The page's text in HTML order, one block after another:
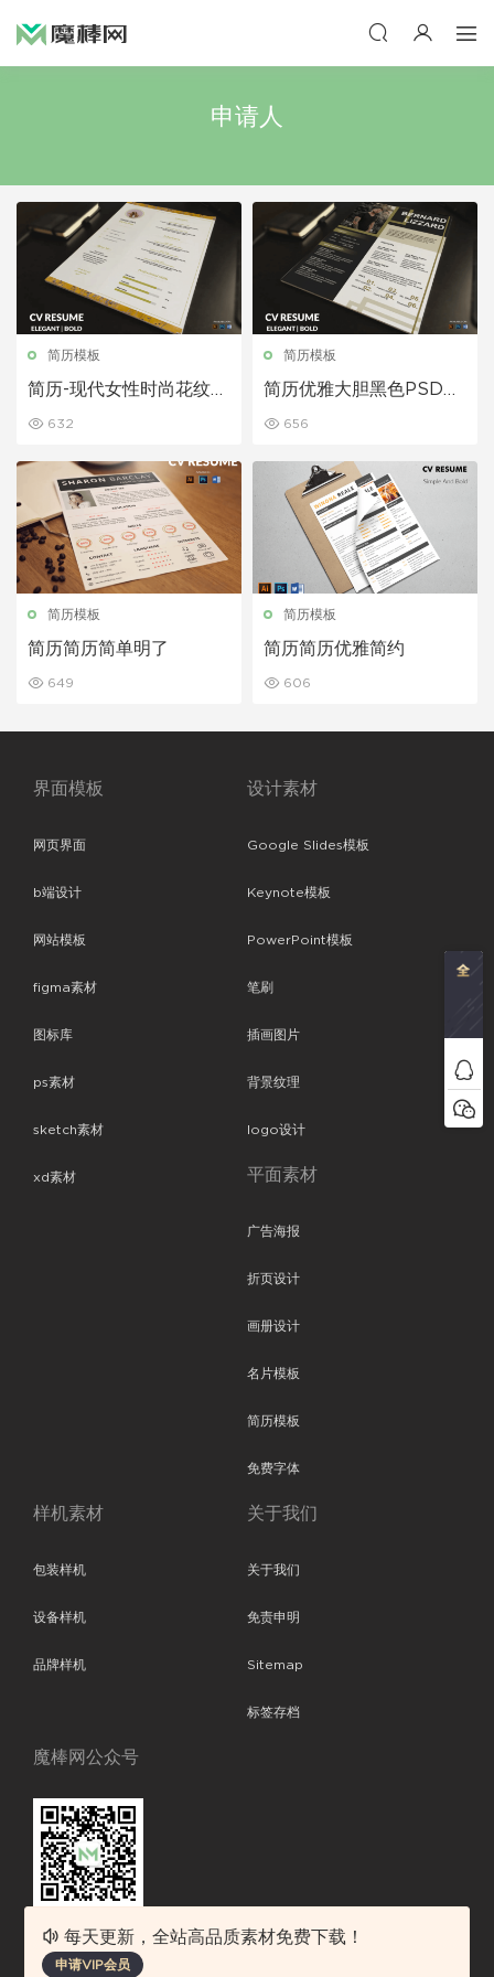
申请人
简历模板
简历-现代女性时尚花纹P
632
简历模板
简历优雅大胆黑色PSD简
656
简历模板
简历简历简单明了
649
简历模板
简历简历优雅简约
606
界面模板
网页界面
b端设计
网站模板
figma素材
图标库
ps素材
sketch素材
xd素材
设计素材
Google Slides模板
Keynote模板
PowerPoint模板
笔刷
插画图片
背景纹理
logo设计
平面素材
广告海报
折页设计
画册设计
名片模板
简历模板
免费字体
样机素材
包装样机
设备样机
品牌样机
关于我们
关于我们
免责申明
Sitemap
标签存档
魔棒网公众号
魔棒网提供优质设计模板下载，分享优秀的设计。素材包含了APP设计、
每天更新，全站高品质素材免费下载！
申请VIP会员